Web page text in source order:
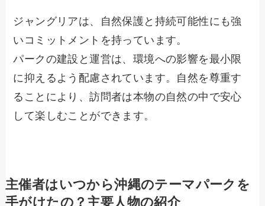
ジャングリアは、自然保護と持続可能性にも強
いコミットメントを持っています。
パークの建設と運営は、環境への影響を最小限
に抑えるよう配慮されています。自然を尊重す
ることにより、訪問者は本物の自然の中で安心
して楽しむことができます。
主催者はいつから沖縄のテーマパークを
手がけたの？主要人物の紹介